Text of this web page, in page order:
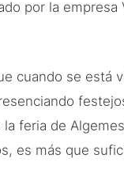
por la empresa
cuando se está
feria de
es más que